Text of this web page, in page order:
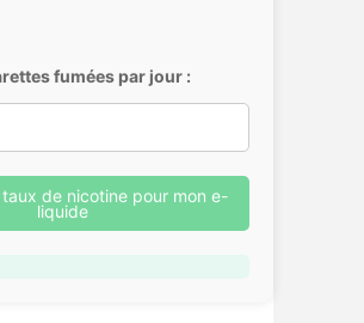
fumées par jour :
taux de nicotine pour mon e-
liquide